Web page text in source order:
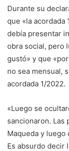
Durante su
que «la acordada
debía presentar
obra social, pero
gustó» y que
no sea mensual,
acordada 1/2022.
«Luego se
sancionaron. Las
Maqueda y luego
Es absurdo decir